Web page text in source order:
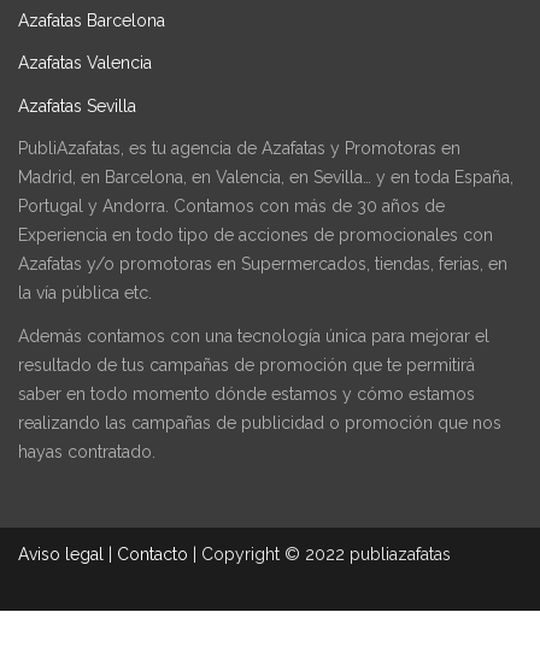
Azafatas Barcelona
Azafatas Valencia
Azafatas Sevilla
PubliAzafatas, es tu agencia de Azafatas y Promotoras en
Madrid, en Barcelona, en Valencia, en Sevilla… y en toda España,
Portugal y Andorra. Contamos con más de 30 años de
Experiencia en todo tipo de acciones de promocionales con
Azafatas y/o promotoras en Supermercados, tiendas, ferias, en
la vía pública etc.
Además contamos con una tecnología única para mejorar el
resultado de tus campañas de promoción que te permitirá
saber en todo momento dónde estamos y cómo estamos
realizando las campañas de publicidad o promoción que nos
hayas contratado.
Aviso legal Contacto Copyright © 2022 publiazafatas